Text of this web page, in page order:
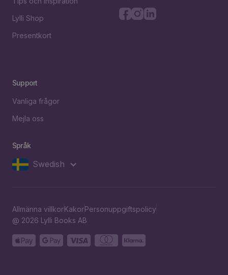
Lylli Shop
Presentkort
Support
Vanliga frågor
Mejla oss
Språk
Swedish
Allmänna villkorKakorPersonuppgiftspolicy
@ 2026 Lylli Books AB